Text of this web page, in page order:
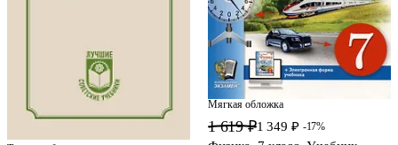
Мягкая обложка
1 619 ₽1 349 ₽ -17%